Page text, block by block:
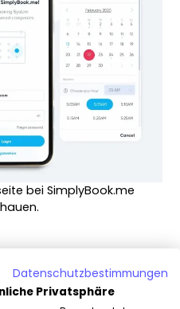
bei SimplyBook.me
Datenschutzbestimmungen
Privatsphäre